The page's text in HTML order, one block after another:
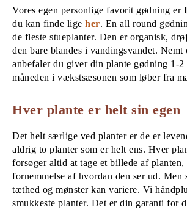
Vores egen personlige favorit gødning er
du kan finde lige her. En all round
de fleste stueplanter. Den er organisk,
den bare blandes i vandingsvandet.
anbefaler du giver din plante gødning 1-2
måneden i vækstsæsonen som løber fra
Hver plante er helt sin egen
Det helt særlige ved planter er de er
aldrig to planter som er helt ens. Hver
forsøger altid at tage et billede af planten,
fornemmelse af hvordan den ser ud. Men
tæthed og mønster kan variere. Vi
smukkeste planter. Det er din garanti for